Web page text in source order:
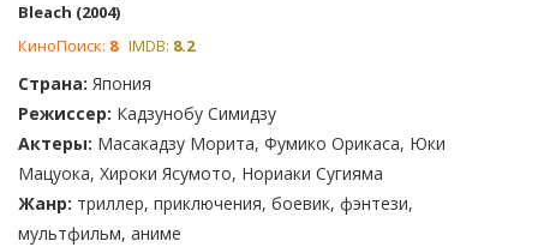
Bleach (2004)
КиноПоиск: 8 IMDB: 8.2
Страна: Япония
Режиссер: Кадзунобу Симидзу
Актеры: Масакадзу Морита, Фумико Орикаса, Юки
Мацуока, Хироки Ясумото, Нориаки Сугияма
Жанр: триллер, приключения, боевик, фэнтези,
мультфильм, аниме